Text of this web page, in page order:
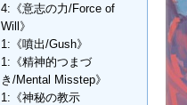
4:《意志の力/Force of
Will》
1:《噴出/Gush》
1:《精神的つまづ
き/Mental Misstep》
1:《神秘の教示